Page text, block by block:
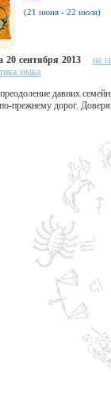
(21 июня - 22 июля)
20 сентября 2013
на
знака
давних
прежнему дорог.